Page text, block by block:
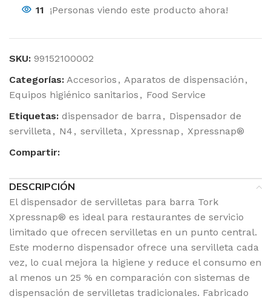
11 ¡Personas viendo este producto ahora!
SKU: 99152100002
Categorías: Accesorios , Aparatos de dispensación ,
Equipos higiénico sanitarios , Food Service
Etiquetas: dispensador de barra , Dispensador de
servilleta , N4 , servilleta , Xpressnap , Xpressnap®
Compartir:
DESCRIPCIÓN
El dispensador de servilletas para barra Tork
Xpressnap® es ideal para restaurantes de servicio
limitado que ofrecen servilletas en un punto central.
Este moderno dispensador ofrece una servilleta cada
vez, lo cual mejora la higiene y reduce el consumo en
al menos un 25 % en comparación con sistemas de
dispensación de servilletas tradicionales. Fabricado